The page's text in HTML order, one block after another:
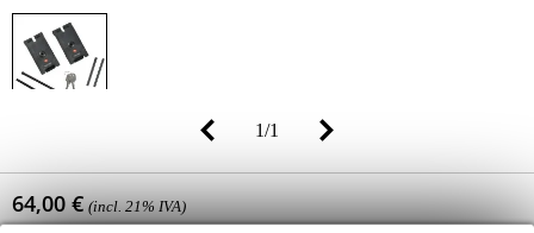
1/1
64,00 € (incl. 21% IVA)